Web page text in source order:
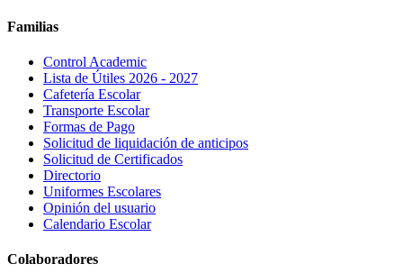
Familias
Control Academic
Lista de Útiles 2026 - 2027
Cafetería Escolar
Transporte Escolar
Formas de Pago
Solicitud de liquidación de anticipos
Solicitud de Certificados
Directorio
Uniformes Escolares
Opinión del usuario
Calendario Escolar
Colaboradores